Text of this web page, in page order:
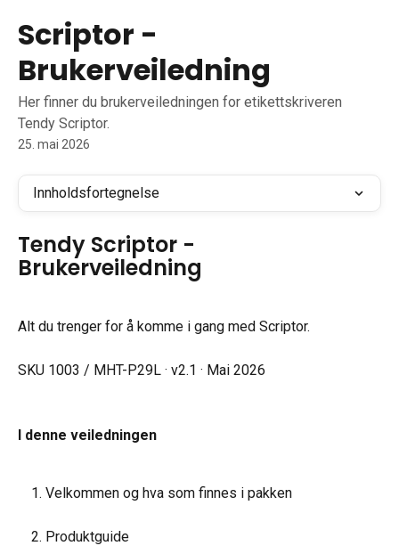
Scriptor -
Brukerveiledning
Her finner du brukerveiledningen for etikettskriveren
Tendy Scriptor.
25. mai 2026
Innholdsfortegnelse
Tendy Scriptor -
Brukerveiledning
Alt du trenger for å komme i gang med Scriptor.
SKU 1003 / MHT-P29L · v2.1 · Mai 2026
I denne veiledningen
Velkommen og hva som finnes i pakken
Produktguide